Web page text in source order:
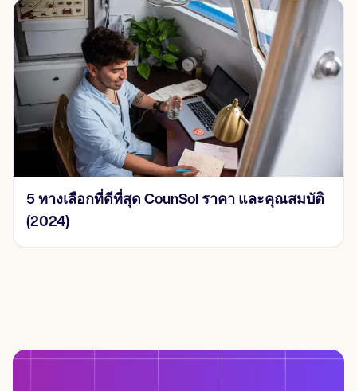
5 ทางเลือกที่ดีที่สุด CounSol ราคา และคุณสมบัติ
(2024)